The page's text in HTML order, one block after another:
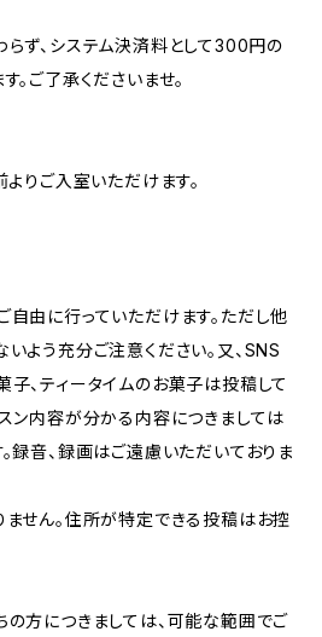
ず、システム決済料として300円の
。ご了承くださいませ。
りご入室いただけます。
由に行っていただけます。ただし他
よう充分ご注意ください。又、SNS
、ティータイムのお菓子は投稿して
ン内容が分かる内容につきましては
録音、録画はご遠慮いただいておりま
せん。住所が特定できる投稿はお控
方につきましては、可能な範囲でご